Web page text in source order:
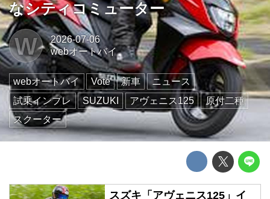
なシティコミューター
W
2026-07-06
webオートバイ
webオートバイ Vote 新車
ニュース
試乗インプレ
SUZUKI アヴェニス125
原付二種
スクーター
スズキ「アヴェニス125」イ